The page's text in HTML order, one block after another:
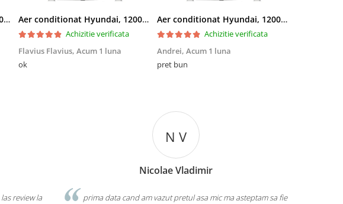
Aer conditionat Hyundai, 12000 BTU, Clasa A++/A+, Inverter, kit Wi-Fi inclus Aer conditionat Hyundai, 12000 BTU, Clasa A++/A+, Inverter, kit Wi-Fi inclus
Achizitie verificata
Flavius Flavius, Acum 1 luna
ok
Aer conditionat Hyundai, 12000 BTU, Clasa A++/A+, Inverter, kit Wi-Fi inclus
Achizitie verificata
Andrei, Acum 1 luna
pret bun
Nicolae Vladimir
prima data cand am vazut pretul asa mic ma asteptam sa fie
Eu una ma